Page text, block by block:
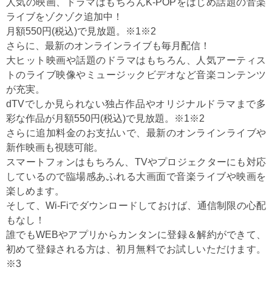
人気の映画、ドラマはもちろんK-POPをはじめ話題の音楽
ライブをゾクゾク追加中！
月額550円(税込)で見放題。※1※2
さらに、最新のオンラインライブも毎月配信！
大ヒット映画や話題のドラマはもちろん、人気アーティス
トのライブ映像やミュージックビデオなど音楽コンテンツ
が充実。
dTVでしか見られない独占作品やオリジナルドラマまで多
彩な作品が月額550円(税込)で見放題。※1※2
さらに追加料金のお支払いで、最新のオンラインライブや
新作映画も視聴可能。
スマートフォンはもちろん、TVやプロジェクターにも対応
しているので臨場感あふれる大画面で音楽ライブや映画を
楽しめます。
そして、Wi-Fiでダウンロードしておけば、通信制限の心配
もなし！
誰でもWEBやアプリからカンタンに登録＆解約ができて、
初めて登録される方は、初月無料でお試しいただけます。
※3